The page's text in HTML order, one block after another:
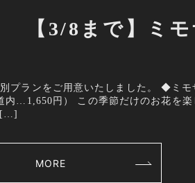
【3/8まで】ミ
プランをご用意いたしました。 ◆ミモ
…1,650円） この季節だけのお花を楽
[…]
MORE